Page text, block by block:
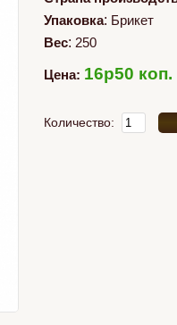
Упаковка: Брикет
Вес: 250
Цена: 16p50 коп.
Количество: